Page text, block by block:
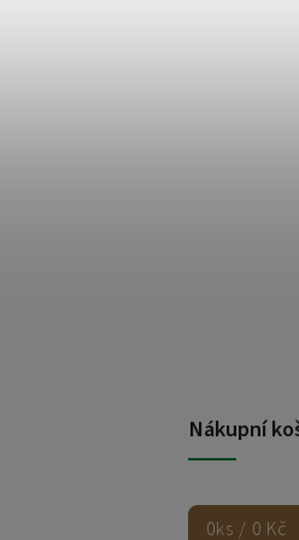
Nákupní
0ks / 0 Kč